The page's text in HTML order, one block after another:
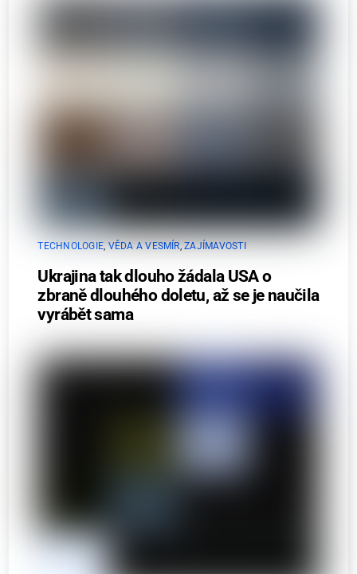
TECHNOLOGIE, VĚDA A VESMÍR,ZAJÍMAVOSTI
Ukrajina tak dlouho žádala USA o
zbraně dlouhého doletu, až se je naučila
vyrábět sama